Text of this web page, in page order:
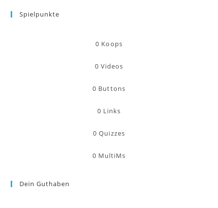
Spielpunkte
0 Koops
0 Videos
0 Buttons
0 Links
0 Quizzes
0 MultiMs
Dein Guthaben